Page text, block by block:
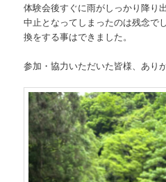
体験会後すぐに雨がしっかり降り
中止となってしまったのは残念で
換をする事はできました。
参加・協力いただいた皆様、あり